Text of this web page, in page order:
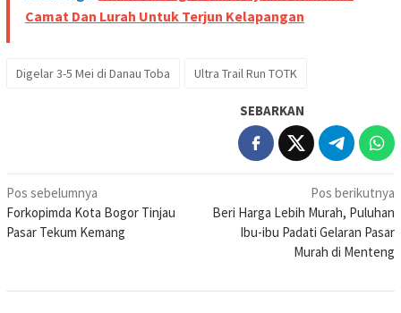
Camat Dan Lurah Untuk Terjun Kelapangan
Digelar 3-5 Mei di Danau Toba Ultra Trail Run TOTK
SEBARKAN
Navigasi
pos
Pos sebelumnya
Forkopimda Kota Bogor Tinjau
Pasar Tekum Kemang
Pos berikutnya
Beri Harga Lebih Murah, Puluhan
Ibu-ibu Padati Gelaran Pasar
Murah di Menteng